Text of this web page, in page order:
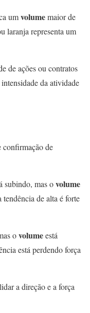
umvolumemaior de
laranja representa um
de ações ou contratos
da atividade
confirmação de
subindo, mas ovolume
tendência de alta é forte
ovolumeestá
está perdendo força
a direção e a força